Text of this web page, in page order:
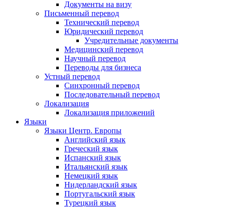
Документы на визу
Письменный перевод
Технический перевод
Юридический перевод
Учредительные документы
Медицинский перевод
Научный перевод
Переводы для бизнеса
Устный перевод
Синхронный перевод
Последовательный перевод
Локализация
Локализация приложений
Языки
Языки Центр. Европы
Английский язык
Греческий язык
Испанский язык
Итальянский язык
Немецкий язык
Нидерландский язык
Португальский язык
Турецкий язык